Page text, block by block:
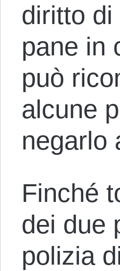
diritto
pane in
può
alcune
negarlo
Finché
dei due
polizia